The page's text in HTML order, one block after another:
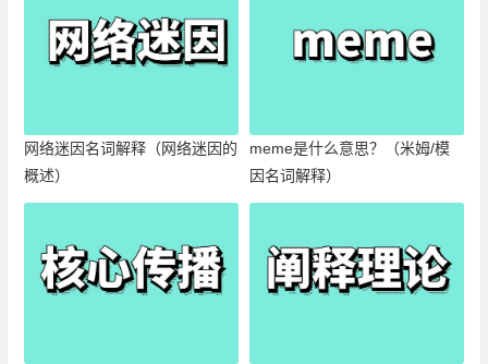
网络迷因名词解释（网络迷因的
概述）
meme是什么意思？（米姆/模
因名词解释）